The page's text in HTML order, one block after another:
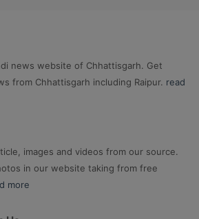
news website of Chhattisgarh. Get
from Chhattisgarh including Raipur. read
images and videos from our source.
in our website taking from free
more